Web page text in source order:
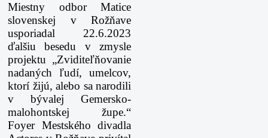
Miestny odbor Matice
slovenskej v Rožňave
usporiadal 22.6.2023
ďalšiu besedu v zmysle
projektu „Zviditeľňovanie
nadaných ľudí, umelcov,
ktorí žijú, alebo sa narodili
v bývalej Gemersko-
malohontskej župe.“
Foyer Mestského divadla